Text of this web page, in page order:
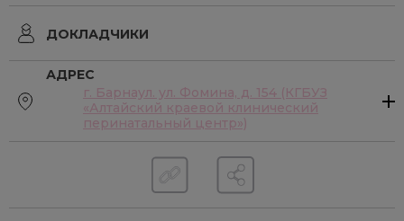
ДОКЛАДЧИКИ
АДРЕС
г. Барнаул. ул. Фомина, д. 154 (КГБУЗ
«Алтайский краевой клинический
перинатальный центр»)